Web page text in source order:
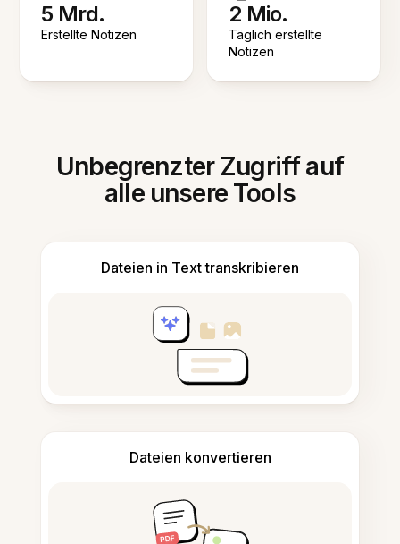
5 Mrd.
Erstellte Notizen
2 Mio.
Täglich erstellte
Notizen
Unbegrenzter Zugriff auf
alle unsere Tools
Dateien in Text transkribieren
Dateien konvertieren